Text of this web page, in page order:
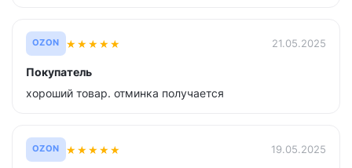
OZON ★★★★★ 21.05.2025
Покупатель
хороший товар. отминка получается
OZON ★★★★★ 19.05.2025